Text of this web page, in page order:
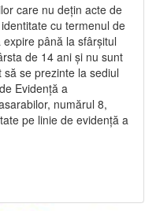
care nu dețin acte de
cu termenul de
până la sfârșitul
de 14 ani și nu sunt
se prezinte la sediul
Evidență a
numărul 8,
pe linie de evidență a